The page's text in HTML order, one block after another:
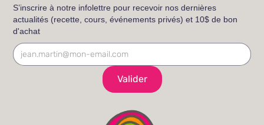
S’inscrire à notre infolettre pour recevoir nos dernières
actualités (recette, cours, événements privés) et 10$ de bon
d'achat